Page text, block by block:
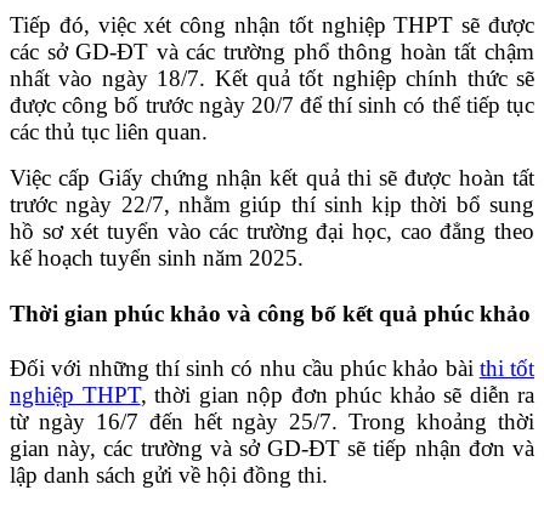
Tiếp đó, việc xét công nhận tốt nghiệp THPT sẽ được
các sở GD-ĐT và các trường phổ thông hoàn tất chậm
nhất vào ngày 18/7. Kết quả tốt nghiệp chính thức sẽ
được công bố trước ngày 20/7 để thí sinh có thể tiếp tục
các thủ tục liên quan.
Việc cấp Giấy chứng nhận kết quả thi sẽ được hoàn tất
trước ngày 22/7, nhằm giúp thí sinh kịp thời bổ sung
hồ sơ xét tuyển vào các trường đại học, cao đẳng theo
kế hoạch tuyển sinh năm 2025.
Thời gian phúc khảo và công bố kết quả phúc khảo
Đối với những thí sinh có nhu cầu phúc khảo bài thi tốt
nghiệp THPT, thời gian nộp đơn phúc khảo sẽ diễn ra
từ ngày 16/7 đến hết ngày 25/7. Trong khoảng thời
gian này, các trường và sở GD-ĐT sẽ tiếp nhận đơn và
lập danh sách gửi về hội đồng thi.